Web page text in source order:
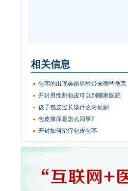
相关信息
包茎的出现会给男性带来哪些危害
开封男性割包皮可以到哪家医院
孩子包皮过长该什么时候割
包皮瘙痒是怎么回事?
开封如何治疗包皮包茎